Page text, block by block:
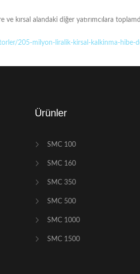
ve kırsal alandaki diğer yatırımcılara
205-milyon-liralik-kirsal-kalkinma-hibe-
Ürünler
SMC 100
SMC 160
SMC 350
SMC 500
SMC 1000
SMC 1500